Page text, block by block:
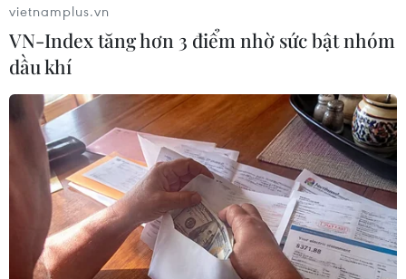
Tình báo Mỹ: Triều Tiên sẽ thử tên lửa đạn
đạo liên lục địa
13/05/2017 23:11
Theo tình báo Mỹ, Triều Tiên sẽ thử một tên lửa đạn đạo
liên lục địa tầm xa trong năm nay, một nỗ lực nhằm
vietnamplus.vn
VN-Index tăng hơn 3 điểm nhờ sức bật nhóm
dầu khí